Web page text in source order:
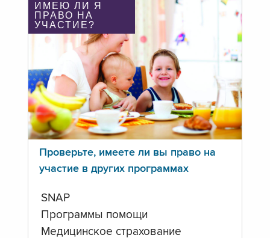
ИМЕЮ ЛИ Я
ПРАВО НА
УЧАСТИЕ?
Проверьте, имеете ли вы право на
участие в других программах
SNAP
Программы помощи
Медицинское страхование